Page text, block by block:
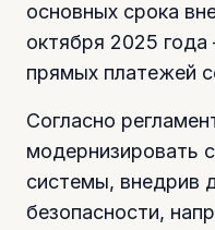
основных срока
октября 2025 года
прямых платежей
Согласно
модернизировать
системы, внедрив
безопасности,